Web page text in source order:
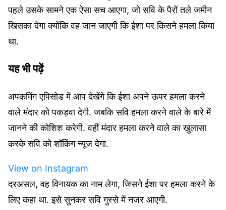
पहले उसके सामने एक ऐसा सच आएगा, जो सवि के पैरों तले जमीन
खिसका देगा क्योंकि वह जान जाएगी कि ईशा पर किसने हमला किया
था.
यह भी पढ़ें
अपकमिंग एपिसोड में आप देखेंगे कि ईशा अपने ऊपर हमला करने
वाले मंदार को पकड़वा देगी. जबकि सवि हमला करने वाले के बारे में
जानने की कोशिश करेगी. वहीं मंदार हमला करने वाले का खुलासा
करके सवि को शॉकिंग न्यूज देगा.
View on Instagram
दरअसल, वह विनायक का नाम लेगा, जिसने ईशा पर हमला करने के
लिए कहा था. इसे सुनकर सवि गुस्से में नजर आएगी.